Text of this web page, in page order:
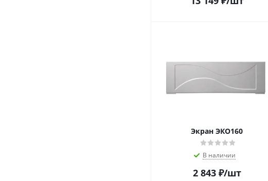
Экран ЭКО160
В наличии
2 843₽/шт